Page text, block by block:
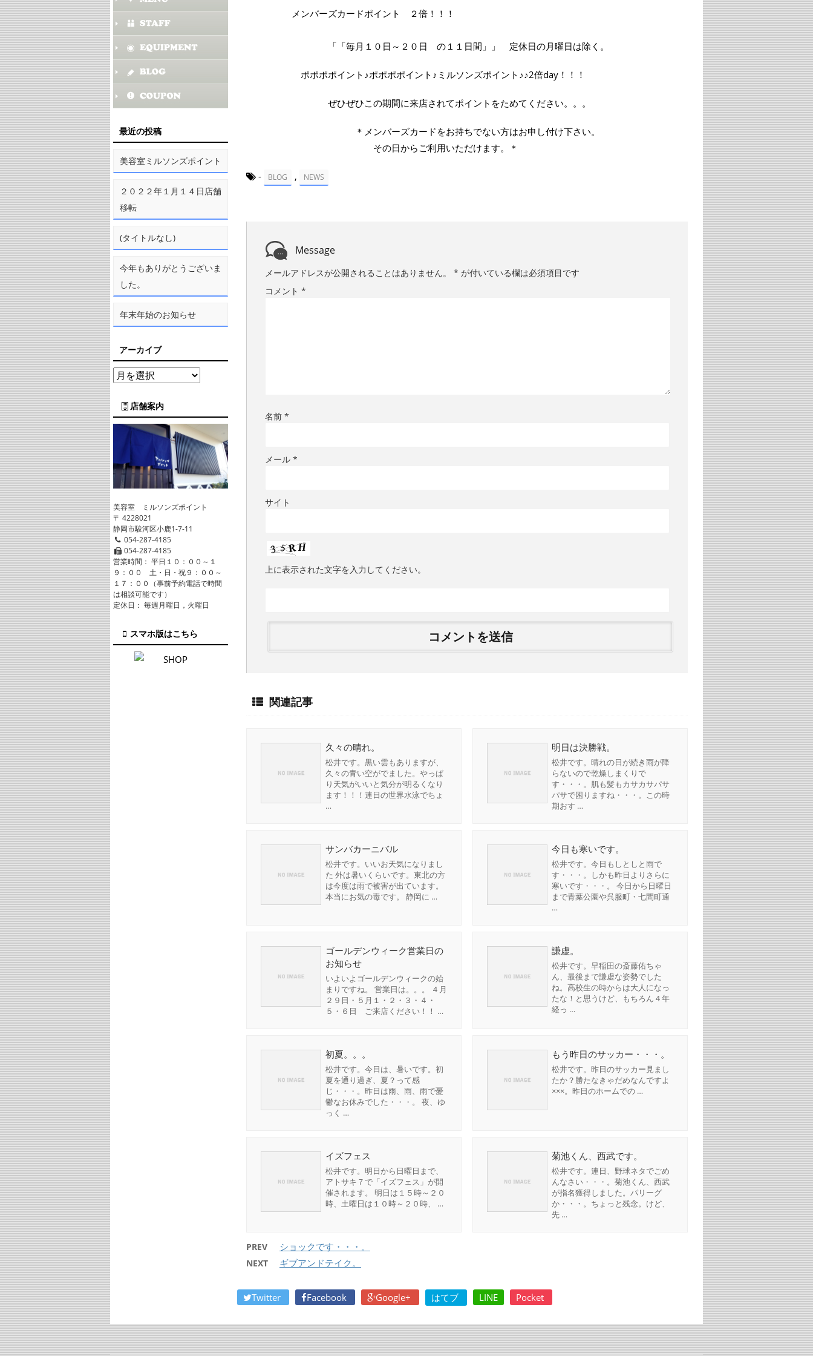
メンバーズカードポイント ２倍！！！
「「毎月１０日～２０日 の１１日間」」 定休日の月曜日は除く。
ポポポポイント♪ポポポポイント♪ミルソンズポイント♪♪2倍day！！！
ぜひぜひこの期間に来店されてポイントをためてください。。。
＊メンバーズカードをお持ちでない方はお申し付け下さい。
その日からご利用いただけます。＊
- BLOG , NEWS
Message
メールアドレスが公開されることはありません。 * が付いている欄は必須項目です
コメント *
名前 *
メール *
サイト
上に表示された文字を入力してください。
関連記事
久々の晴れ。
松井です。黒い雲もありますが、
久々の青い空がでました。やっぱ
り天気がいいと気分が明るくなり
ます！！！連日の世界水泳でちょ
…
明日は決勝戦。
松井です。晴れの日が続き雨が降
らないので乾燥しまくりで
す・・・。肌も髪もカサカサパサ
パサで困りますね・・・。この時
期おす …
サンバカーニバル
松井です。いいお天気になりまし
た 外は暑いくらいです。東北の方
は今度は雨で被害が出ています。
本当にお気の毒です。 静岡に …
今日も寒いです。
松井です。今日もしとしと雨で
す・・・。しかも昨日よりさらに
寒いです・・・。 今日から日曜日
まで青葉公園や呉服町・七間町通
…
ゴールデンウィーク営業日の
お知らせ
いよいよゴールデンウィークの始
まりですね。 営業日は。。。 ４月
２９日・５月１・２・３・４・
５・６日 ご来店ください！！ …
謙虚。
松井です。早稲田の斎藤佑ちゃ
ん、最後まで謙虚な姿勢でした
ね。高校生の時からは大人になっ
たな！と思うけど、もちろん４年
経っ …
初夏。。。
松井です。今日は、暑いです。初
夏を通り過ぎ、夏？って感
じ・・・。昨日は雨、雨、雨で憂
鬱なお休みでした・・・。 夜、ゆ
っく …
もう昨日のサッカー・・・。
松井です。昨日のサッカー見まし
たか？勝たなきゃだめなんですよ
×××。昨日のホームでの …
イズフェス
松井です。明日から日曜日まで、
アトサキ７で「イズフェス」が開
催されます。 明日は１５時～２０
時、土曜日は１０時～２０時、 …
菊池くん、西武です。
松井です。連日、野球ネタでごめ
んなさい・・・。菊池くん、西武
が指名獲得しました。パリーグ
か・・・。ちょっと残念。けど、
先 …
PREV ショックです・・・。
NEXT ギブアンドテイク。
Twitter Facebook Google+ はてブ LINE Pocket
最近の投稿
美容室ミルソンズポイント
２０２２年１月１４日店舗
移転
(タイトルなし)
今年もありがとうございま
した。
年末年始のお知らせ
アーカイブ
店舗案内
美容室 ミルソンズポイント
〒 4228021
静岡市駿河区小鹿1-7-11
054-287-4185
054-287-4185
営業時間： 平日１０：００～１
９：００ 土・日・祝９：００～
１７：００（事前予約電話で時間
は相談可能です）
定休日： 毎週月曜日，火曜日
スマホ版はこちら